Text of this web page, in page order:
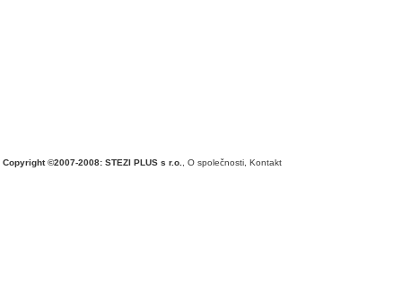
Copyright ©2007-2008: STEZI PLUS s r.o. O společnosti Kontakt